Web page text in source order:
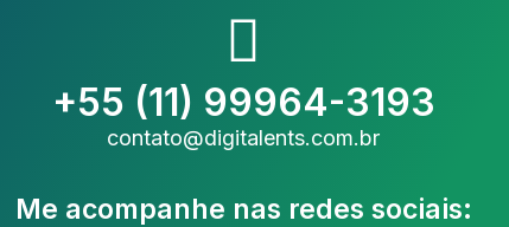
+55 (11) 99964-3193
contato@digitalents.com.br
Me acompanhe nas redes sociais: